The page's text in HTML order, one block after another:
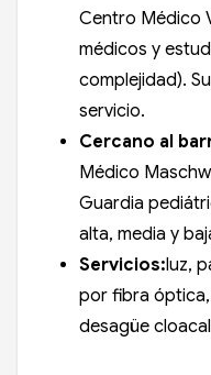
Centro Médico
médicos y
complejidad).
servicio.
Cercano al
Médico
Guardia
alta, media y
Servicios:luz,
por fibra
desagüe